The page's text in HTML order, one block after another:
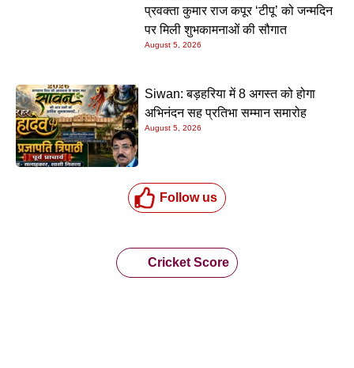
प्रवक्ता कुमार राज कपूर ‘टीपू’ को जन्मदिन
पर मिली शुभकामनाओं की सौगात
August 5, 2026
Siwan: बड़हरिया में 8 अगस्त को होगा
अभिनंदन सह प्रतिभा सम्मान समारोह
August 5, 2026
Follow us
Cricket Score